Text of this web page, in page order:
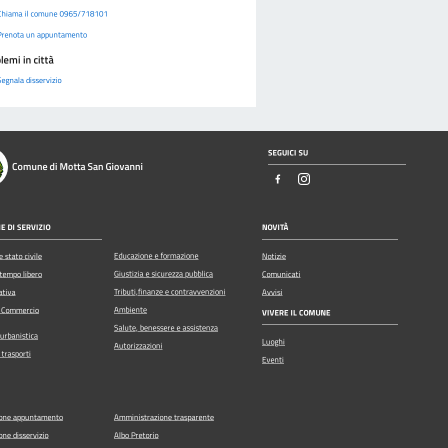
il comune 0965/718101
un appuntamento
in città
disservizio
Comune di Motta San Giovanni
SEGUICI SU
FacebookInstagram
DI SERVIZIO
stato civile
libero
Educazione e formazione
Giustizia e sicurezza pubblica
Tributi,finanze e contravvenzioni
Ambiente
Salute, benessere e assistenza
Autorizzazioni
NOVITÀ
Notizie
Comunicati
Avvisi
VIVERE IL COMUNE
Luoghi
Eventi
appuntamento
disservizio
Amministrazione trasparente
Albo Pretorio